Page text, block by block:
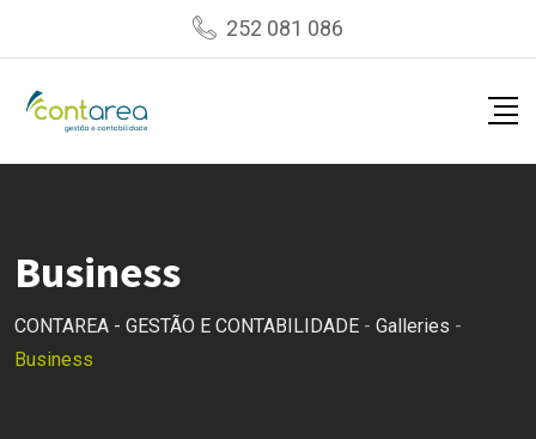
252 081 086
Business
CONTAREA - GESTÃO E CONTABILIDADE - Galleries -
Business